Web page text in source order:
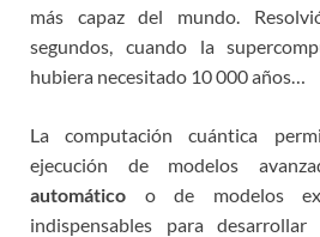
más capaz del mundo.
segundos, cuando la
hubiera necesitado 10 000 años…
La computación cuántica
ejecución de modelos
automático o de modelos
indispensables para desarrollar